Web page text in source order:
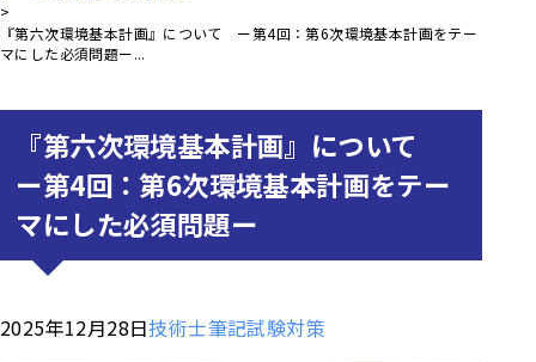
『第六次環境基本計画』について ー第4回：第6次環境基本計画をテー
マにした必須問題ー...
『第六次環境基本計画』について
ー第4回：第6次環境基本計画をテー
マにした必須問題ー
2025年12月28日技術士筆記試験対策